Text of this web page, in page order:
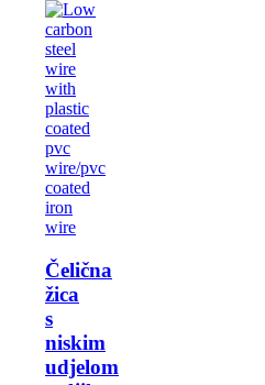
Čelična
žica
s
niskim
udjelom